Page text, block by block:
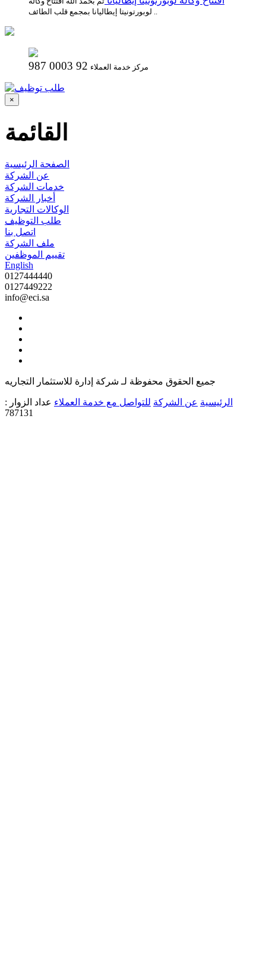
لوبورتونيتا إيطاليانا بمجمع قلب الطائف ..
987 0003 92 مركز خدمة العملاء
×
القائمة
الصفحة الرئيسية
عن الشركة
خدمات الشركة
أخبار الشركة
الوكالات التجارية
طلب التوظيف
اتصل بنا
ملف الشركة
تقييم الموظفين
English
0127444440
0127449222
info@eci.sa
جميع الحقوق محفوظة لـ شركة إدارة للاستثمار التجاريه
الرئيسية عن الشركة للتواصل مع خدمة العملاء عداد الزوار :
787131